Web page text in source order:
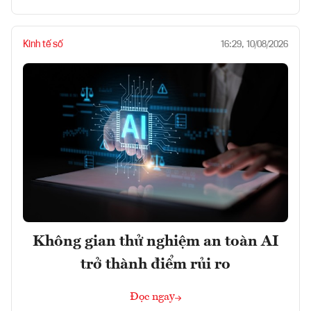
Kinh tế số 16:29, 10/08/2026
Không gian thử nghiệm an toàn AI
trở thành điểm rủi ro
Đọc ngay